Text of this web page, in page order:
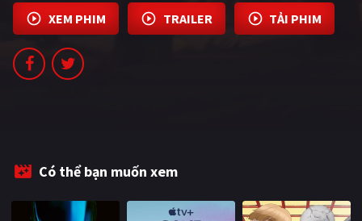
XEM PHIM TRAILER TẢI PHIM
Có thể bạn muốn xem